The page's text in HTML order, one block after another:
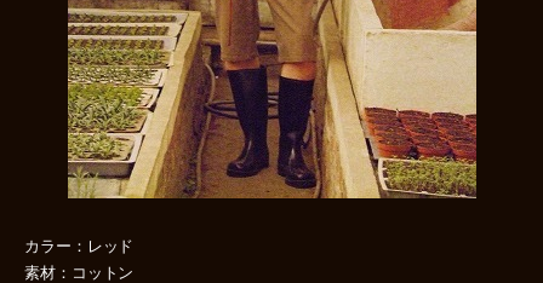
カラー：レッド
素材：コットン